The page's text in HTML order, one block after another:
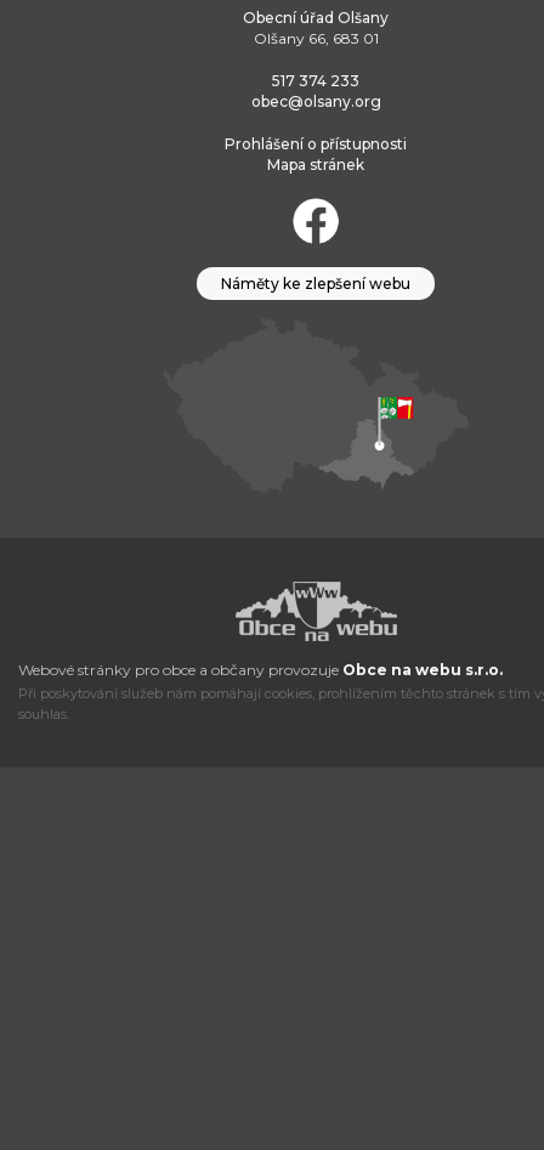
Obecní úřad Olšany
Olšany 66, 683 01
517 374 233
obec@olsany.org
Prohlášení o přístupnosti
Mapa stránek
Náměty ke zlepšení webu
Webové stránky pro obce a občany provozuje Obce na webu s.r.o.
Při poskytování služeb nám pomáhají cookies, prohlížením těchto stránek s tím
souhlas.